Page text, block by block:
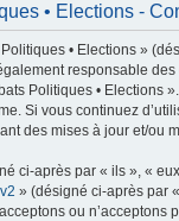
• Elections -
• Elections »
responsable
Politiques •
Si vous continuez
des mises à jour et/ou
ci-après par « ils », «
» (désigné ci-après par
ou